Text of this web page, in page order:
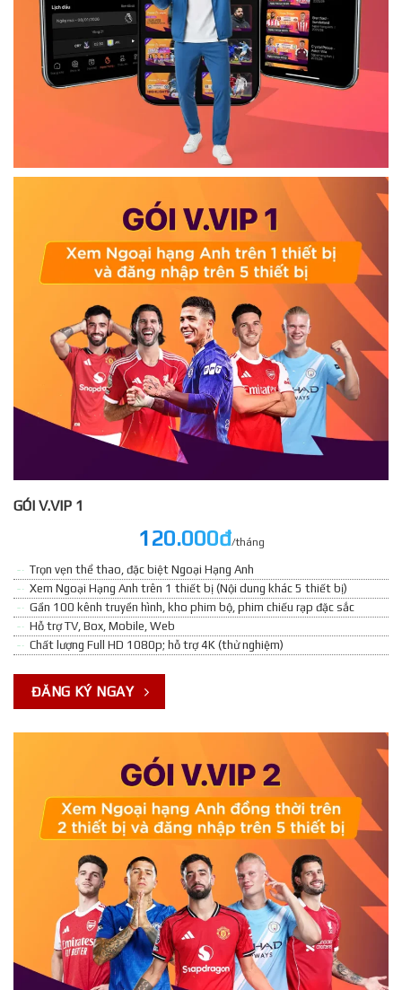
GÓI V.VIP 1
120.000đ/tháng
Trọn vẹn thể thao, đặc biệt Ngoại Hạng Anh
Xem Ngoại Hạng Anh trên 1 thiết bị (Nội dung khác 5 thiết bị)
Gần 100 kênh truyền hình, kho phim bộ, phim chiếu rạp đặc sắc
Hỗ trợ TV, Box, Mobile, Web
Chất lượng Full HD 1080p; hỗ trợ 4K (thử nghiệm)
ĐĂNG KÝ NGAY